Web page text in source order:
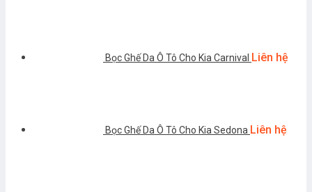
Bọc Ghế Da Ô Tô Cho Kia Carnival Liên hệ
Bọc Ghế Da Ô Tô Cho Kia Sedona Liên hệ